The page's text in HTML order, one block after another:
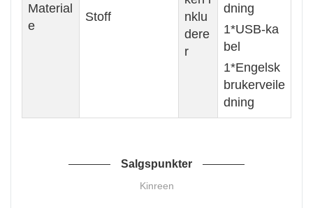
Material
e
Stoff
nklu
dere
r
dning
1*USB-ka
bel
1*Engelsk
brukerveile
dning
Salgspunkter
Kinreen